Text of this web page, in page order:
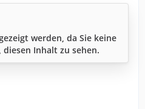
werden, da Sie keine
Inhalt zu sehen.